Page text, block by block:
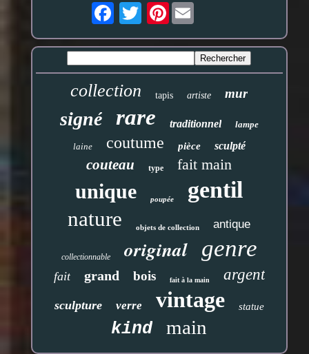
Pinterest
collection tapis artiste mur
signé rare traditionnel lampe
laine coutume pièce sculpté
couteau type fait main
unique poupée gentil
nature objets de collection antique
collectionnable original genre
fait grand bois fait à la main argent
sculpture verre vintage statue
kind main